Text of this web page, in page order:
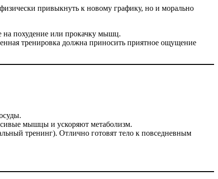
привыкнуть к новому графику, но и морально
на похудение или прокачку мышц.
тренировка должна приносить приятное ощущение
мышцы и ускоряют метаболизм.
тренинг). Отлично готовят тело к повседневным